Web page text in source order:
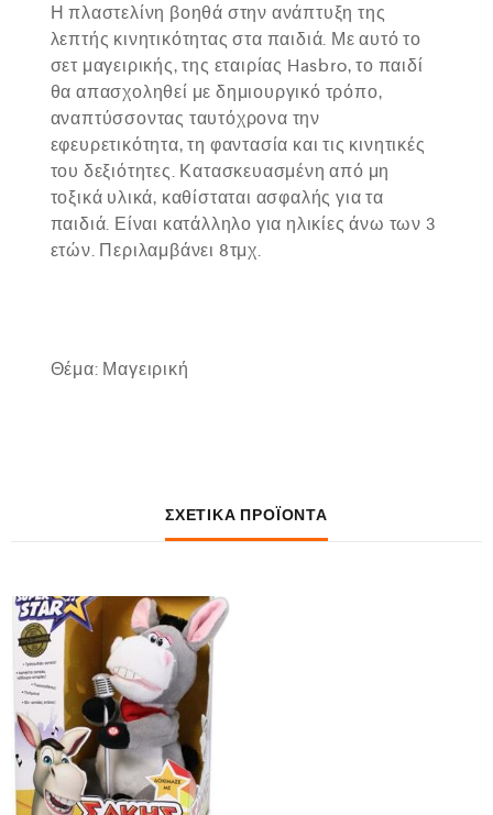
Η πλαστελίνη βοηθά στην ανάπτυξη της
λεπτής κινητικότητας στα παιδιά. Με αυτό το
σετ μαγειρικής, της εταιρίας Hasbro, το παιδί
θα απασχοληθεί με δημιουργικό τρόπο,
αναπτύσσοντας ταυτόχρονα την
εφευρετικότητα, τη φαντασία και τις κινητικές
του δεξιότητες. Κατασκευασμένη από μη
τοξικά υλικά, καθίσταται ασφαλής για τα
παιδιά. Είναι κατάλληλο για ηλικίες άνω των 3
ετών. Περιλαμβάνει 8τμχ.
Θέμα: Μαγειρική
ΣΧΕΤΙΚΆ ΠΡΟΪΌΝΤΑ